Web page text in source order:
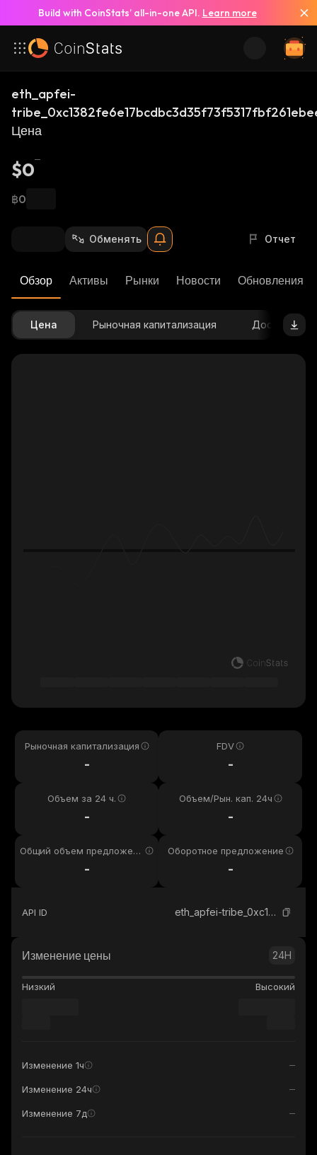
Build with CoinStats’ all-in-one API. Learn more
eth_apfei-
Цена
$0
฿0
Обменять Отчет
Обзор Активы Рынки Новости Обновления
Цена Рыночная капитализация Доступное
Рыночная капитализация
-
FDV
-
Объем за 24 ч.
-
Объем/Рын. кап. 24ч
-
Общий объем предложени
-
Оборотное предложение
-
API ID eth_apfei-tribe_0xc1382fe6e17bcdbc3d35f73f5317fbf261ebeecd
Изменение цены 24H
Низкий Высокий
Изменение 1ч
Изменение 24ч
Изменение 7д